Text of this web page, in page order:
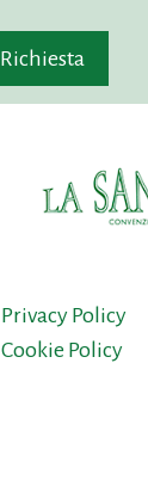
Privacy Policy
Cookie Policy